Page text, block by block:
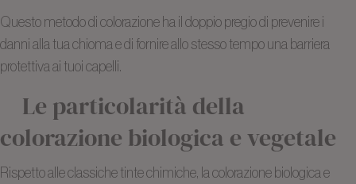
Questo metodo di colorazione ha il doppio pregio di prevenire i
danni alla tua chioma e di fornire allo stesso tempo una barriera
protettiva ai tuoi capelli.
Le particolarità della
colorazione biologica e vegetale
Rispetto alle classiche tinte chimiche, la colorazione biologica e